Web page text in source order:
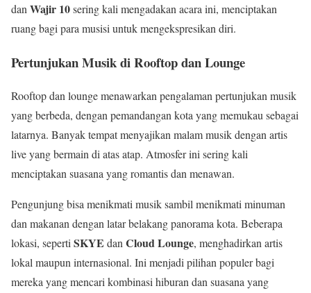
dan Wajir 10sering kali mengadakan acara ini, menciptakan
ruang bagi para musisi untuk mengekspresikan diri.
Pertunjukan Musik di Rooftop dan Lounge
Rooftop dan lounge menawarkan pengalaman pertunjukan musik
yang berbeda, dengan pemandangan kota yang memukau sebagai
latarnya. Banyak tempat menyajikan malam musik dengan artis
live yang bermain di atas atap. Atmosfer ini sering kali
menciptakan suasana yang romantis dan menawan.
Pengunjung bisa menikmati musik sambil menikmati minuman
dan makanan dengan latar belakang panorama kota. Beberapa
lokasi, sepertiSKYE danCloud Lounge, menghadirkan artis
lokal maupun internasional. Ini menjadi pilihan populer bagi
mereka yang mencari kombinasi hiburan dan suasana yang